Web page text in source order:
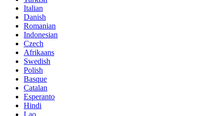
Italian
Danish
Romanian
Indonesian
Czech
Afrikaans
Swedish
Polish
Basque
Catalan
Esperanto
Hindi
Lao